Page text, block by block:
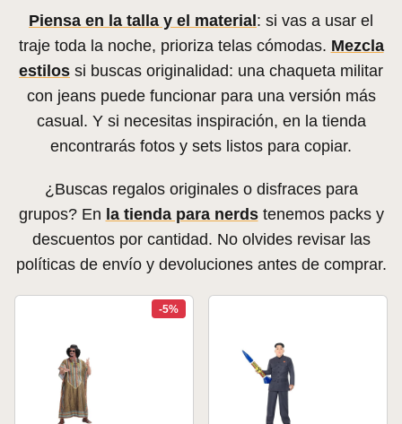
Piensa en la talla y el material : si vas a usar el
traje toda la noche, prioriza telas cómodas. Mezcla
estilos si buscas originalidad: una chaqueta militar
con jeans puede funcionar para una versión más
casual. Y si necesitas inspiración, en la tienda
encontrarás fotos y sets listos para copiar.
¿Buscas regalos originales o disfraces para
grupos? En la tienda para nerdstenemos packs y
descuentos por cantidad. No olvides revisar las
políticas de envío y devoluciones antes de comprar.
-5%